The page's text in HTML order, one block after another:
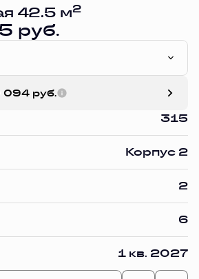
42.5 м2
руб.
094 руб.
315
Корпус 2
2
6
1 кв. 2027